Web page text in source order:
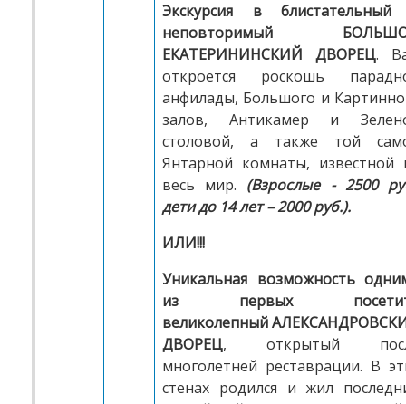
Экскурсия в
неповторимый
ЕКАТЕРИНИНСКИЙ ДВОРЕЦ.
откроется роскошь
анфилады, Большого и
залов, Антикамер и
столовой, а также той
Янтарной комнаты, известной
весь мир. (Взрослые - 2500
дети до 14 лет – 2000 руб.).
ИЛИ!!!
Уникальная возможность
из первых
великолепный
ДВОРЕЦ, открытый
многолетней реставрации. В
стенах родился и жил